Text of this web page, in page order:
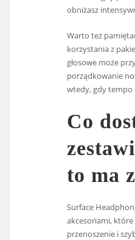
obniżasz
Warto też
korzystania z
głosowe może
porządkowanie
wtedy, gdy tempo
Co
to ma
Surface
akcesoriami, które
przenoszenie i